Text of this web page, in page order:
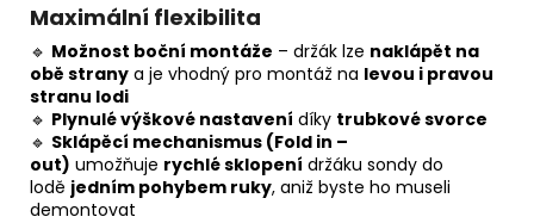
Maximální flexibilita
🔹 Možnost boční montáže – držák lze naklápět na
obě strany a je vhodný pro montáž na levou i pravou
stranu lodi
🔹 Plynulé výškové nastavení díky trubkové svorce
🔹 Sklápěcí mechanismus (Fold in –
out) umožňuje rychlé sklopení držáku sondy do
lodě jedním pohybem ruky, aniž byste ho museli
demontovat